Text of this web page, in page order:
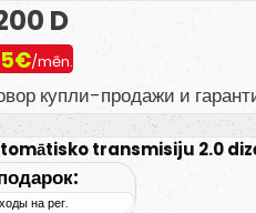
D
/mēn.
купли-продажи и
на рег.
transmisiju 2.0